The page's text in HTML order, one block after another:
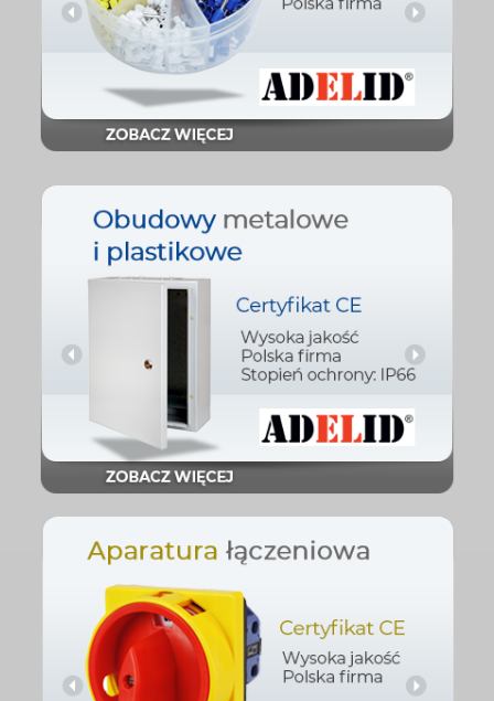
Osprzęt łączeniowy
Obudowy metalowe i
plastikowe
Sprawdź
Sprawdź